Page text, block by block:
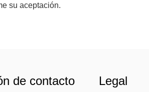
su aceptación.
de contacto Legal